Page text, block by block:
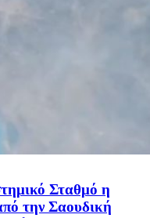
Σταθμό η
την Σαουδική